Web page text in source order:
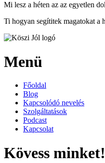
Mi lesz a héten az az egyetlen
Ti hogyan segítitek magatokat a
Menü
Főoldal
Blog
Kapcsolódó nevelés
Szolgáltatások
Podcast
Kapcsolat
Kövess minket!